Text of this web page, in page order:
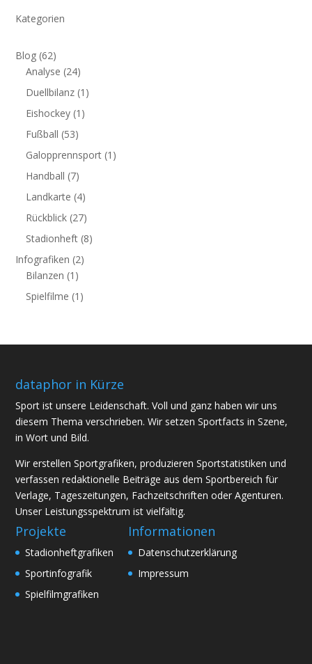
Kategorien
Blog (62)
Analyse (24)
Duellbilanz (1)
Eishockey (1)
Fußball (53)
Galopprennsport (1)
Handball (7)
Landkarte (4)
Rückblick (27)
Stadionheft (8)
Infografiken (2)
Bilanzen (1)
Spielfilme (1)
dataphor in Kürze
Sport ist unsere Leidenschaft. Voll und ganz haben wir uns
diesem Thema verschrieben. Wir setzen Sportfacts in Szene,
in Wort und Bild.
Wir erstellen Sportgrafiken, produzieren Sportstatistiken und
verfassen redaktionelle Beiträge aus dem Sportbereich für
Verlage, Tageszeitungen, Fachzeitschriften oder Agenturen.
Unser Leistungsspektrum ist vielfältig.
Projekte
Stadionheftgrafiken
Sportinfografik
Spielfilmgrafiken
Informationen
Datenschutzerklärung
Impressum